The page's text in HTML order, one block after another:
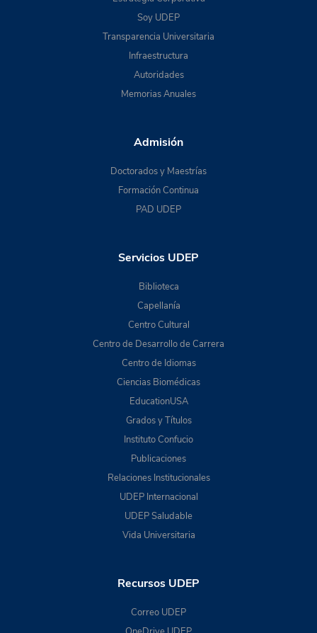
Soy UDEP
Transparencia Universitaria
Infraestructura
Autoridades
Memorias Anuales
Admisión
Doctorados y Maestrías
Formación Continua
PAD UDEP
Servicios UDEP
Biblioteca
Capellanía
Centro Cultural
Centro de Desarrollo de Carrera
Centro de Idiomas
Ciencias Biomédicas
EducationUSA
Grados y Títulos
Instituto Confucio
Publicaciones
Relaciones Institucionales
UDEP Internacional
UDEP Saludable
Vida Universitaria
Recursos UDEP
Correo UDEP